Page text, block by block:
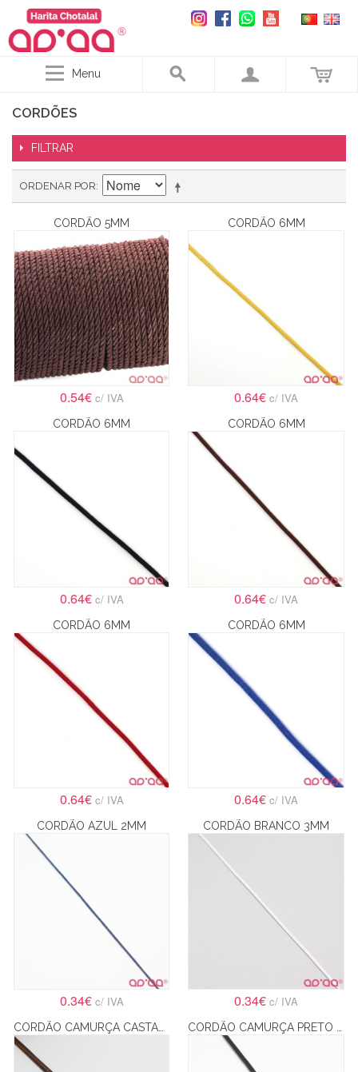
Menu
CORDÕES
FILTRAR
ORDENAR POR
CORDÃO 5MM
0.54€ c/ IVA
CORDÃO 6MM
0.64€c/ IVA
CORDÃO 6MM
0.64€ c/ IVA
CORDÃO 6MM
0.64€c/ IVA
CORDÃO 6MM
0.64€ c/ IVA
CORDÃO 6MM
0.64€c/ IVA
CORDÃO AZUL 2MM
0.34€ c/ IVA
CORDÃO BRANCO 3MM
0.34€c/ IVA